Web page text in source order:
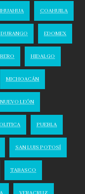
COAHUILA
DURANGO EDOMEX
HIDALGO
MICHOACÁN
NUEVO LEÓN
PUEBLA
SAN LUIS POTOSÍ
TABASCO